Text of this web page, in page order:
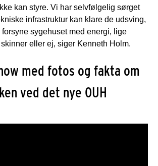
kan styre. Vi har selvfølgelig sørget
infrastruktur kan klare de udsving,
sygehuset med energi, lige
eller ej, siger Kenneth Holm.
med fotos og fakta om
ved det nye OUH